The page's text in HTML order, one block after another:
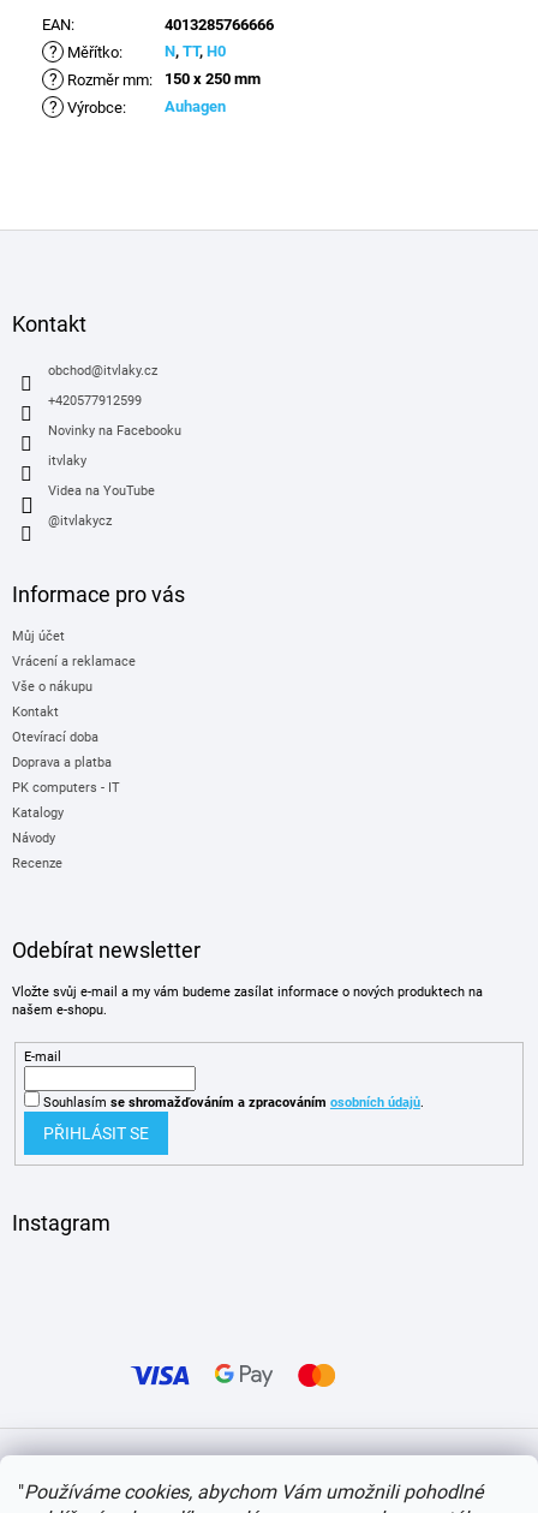
"Používáme cookies, abychom Vám umožnili pohodlné
EAN: 4013285766666
? Měřítko: N, TT, H0
? Rozměr mm: 150 x 250 mm
? Výrobce: Auhagen
Kontakt
obchod@itvlaky.cz
+420577912599
Novinky na Facebooku
itvlaky
Videa na YouTube
@itvlakycz
Informace pro vás
Můj účet
Vrácení a reklamace
Vše o nákupu
Kontakt
Otevírací doba
Doprava a platba
PK computers - IT
Katalogy
Návody
Recenze
Odebírat newsletter
Vložte svůj e-mail a my vám budeme zasílat informace o nových produktech na
našem e-shopu.
E-mail
Souhlasím se shromažďováním a zpracováním osobních údajů.
PŘIHLÁSIT SE
Instagram